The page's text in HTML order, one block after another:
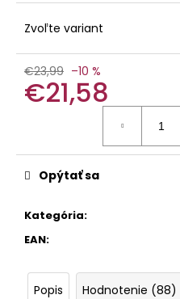
Zvoľte variant
€23,99 –10 %
€21,58
Kategória:
EAN:
Opýtať sa
Popis Hodnotenie (88)